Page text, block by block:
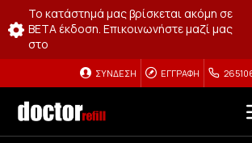
Το κατάστημά μας βρίσκεται ακόμη σε
BETA έκδοση. Επικοινωνήστε μαζί μας
στο
ΣΎΝΔΕΣΗ ΕΓΓΡΑΦΉ